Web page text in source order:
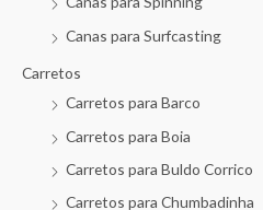
Canas para Surfcasting
Carretos
Carretos para Barco
Carretos para Boia
Carretos para Buldo Corrico
Carretos para Chumbadinha